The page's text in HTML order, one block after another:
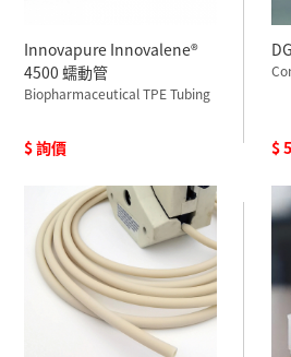
Innovapure Innovalene®
4500 蠕動管
Biopharmaceutical TPE Tubing
$ 詢價 $